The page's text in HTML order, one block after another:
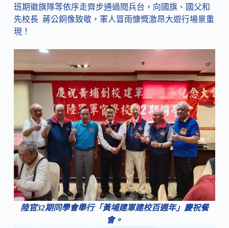
班期徽旗隊等依序走齊步通過閱兵台，向國旗、國父和
先校長 蔣公銅像致敬，軍人冒雨慷慨激昂大遊行場景重
現！
陸官32期同學會舉行「黃埔建軍建校百週年」慶祝餐
會。